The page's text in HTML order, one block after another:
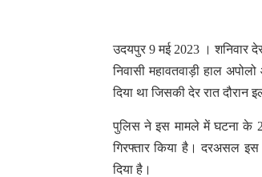
उदयपुर 9 मई 2023 । शनिवार
निवासी महावतवाड़ी हाल
दिया था जिसकी देर रात दौरान
पुलिस ने इस मामले में घटना के 2
गिरफ्तार किया है। दरअसल इस
दिया है।